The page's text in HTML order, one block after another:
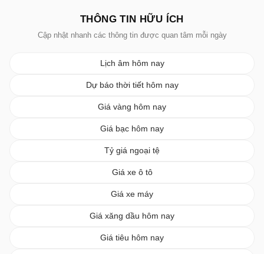
THÔNG TIN HỮU ÍCH
Cập nhật nhanh các thông tin được quan tâm mỗi ngày
Lịch âm hôm nay
Dự báo thời tiết hôm nay
Giá vàng hôm nay
Giá bạc hôm nay
Tỷ giá ngoại tệ
Giá xe ô tô
Giá xe máy
Giá xăng dầu hôm nay
Giá tiêu hôm nay